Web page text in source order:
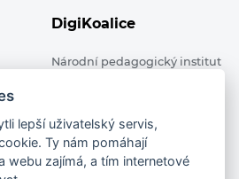
DigiKoalice
Národní pedagogický institut
2021. All rights reserved
administrace
lepší uživatelský servis,
Ty nám pomáhají
webu zajímá, a tím internetové